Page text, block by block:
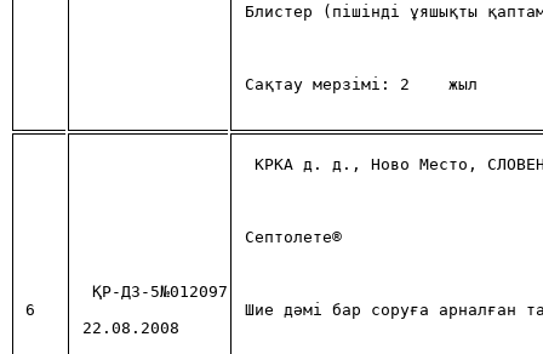
Блистер (пішінді ұяшықты
Сақтау мерзiмi: 2 жыл
6
ҚР-ДЗ-5№012097
22.08.2008
КРКА д. д., Ново Место,
Септолете®
Шие дәмі бар соруға арналған